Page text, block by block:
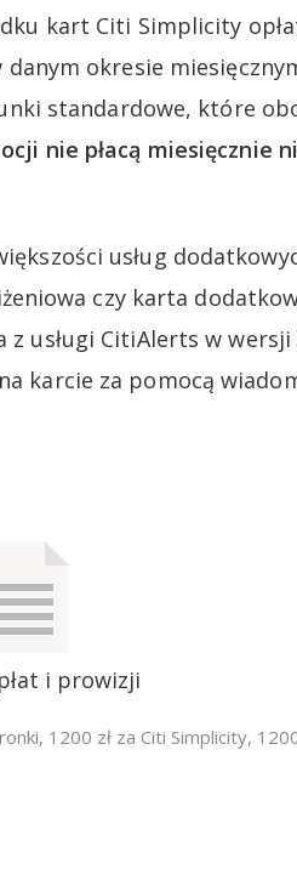
kart Citi Simplicity
danym okresie
standardowe, które
nie płacą miesięcznie
usług
czy karta
usługi CitiAlerts w
karcie za pomocą
i prowizji
, 1200 zł za Citi Simplicity,